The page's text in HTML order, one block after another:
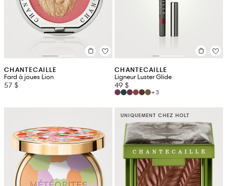
CHANTECAILLE
Fard à joues Lion
57 $
CHANTECAILLE
Ligneur Luster Glide
49 $
+3
UNIQUEMENT CHEZ HOLT